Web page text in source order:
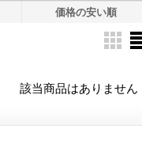
価格の安い順
該当商品はありません